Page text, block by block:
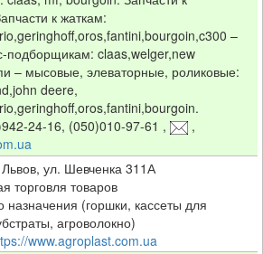
к жаткам:
–
подборщикам: claas,welger,new
– мысовые, элеваторные, роликовые:
deere,
24-16, (050)010-97-61 ,
,
Львов, ул. Шевченка 311А
торговля товаров
назначения (горшки, кассеты для
агроволокно)
www.agroplast.com.ua